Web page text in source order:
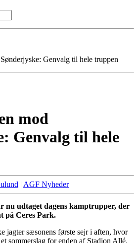
Genvalg til hele truppen
mod
Genvalg til hele
| AGF Nyheder
nu udtaget dagens kamptrupper, der
på Ceres Park.
jagter sæsonens første sejr i aften, hvor
sommerslag for enden af Stadion Allé.